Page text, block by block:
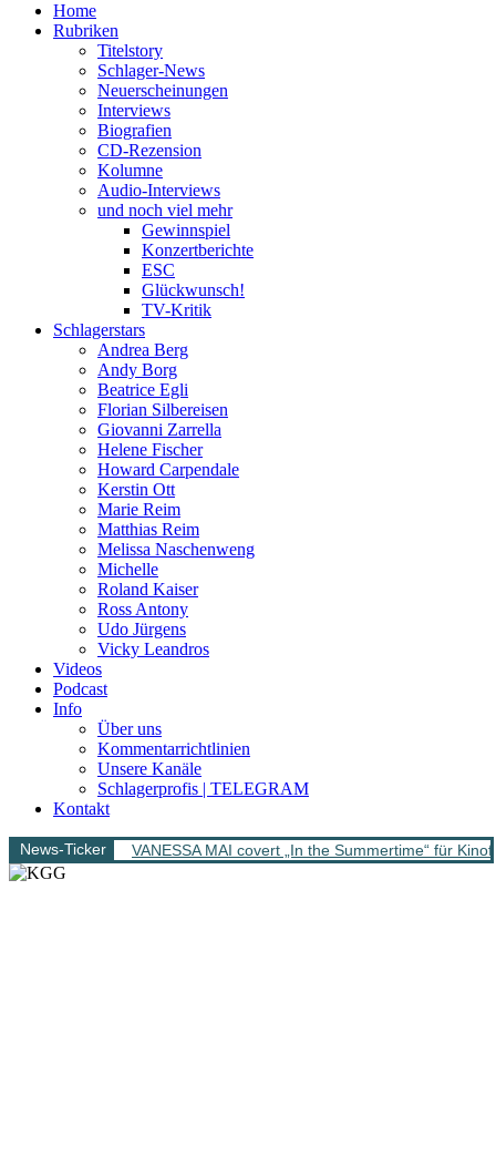
Home
Rubriken
Titelstory
Schlager-News
Neuerscheinungen
Interviews
Biografien
CD-Rezension
Kolumne
Audio-Interviews
und noch viel mehr
Gewinnspiel
Konzertberichte
ESC
Glückwunsch!
TV-Kritik
Schlagerstars
Andrea Berg
Andy Borg
Beatrice Egli
Florian Silbereisen
Giovanni Zarrella
Helene Fischer
Howard Carpendale
Kerstin Ott
Marie Reim
Matthias Reim
Melissa Naschenweng
Michelle
Roland Kaiser
Ross Antony
Udo Jürgens
Vicky Leandros
Videos
Podcast
Info
Über uns
Kommentarrichtlinien
Unsere Kanäle
Schlagerprofis | TELEGRAM
Kontakt
News-Ticker VANESSA MAI covert „In the Summertime“ für